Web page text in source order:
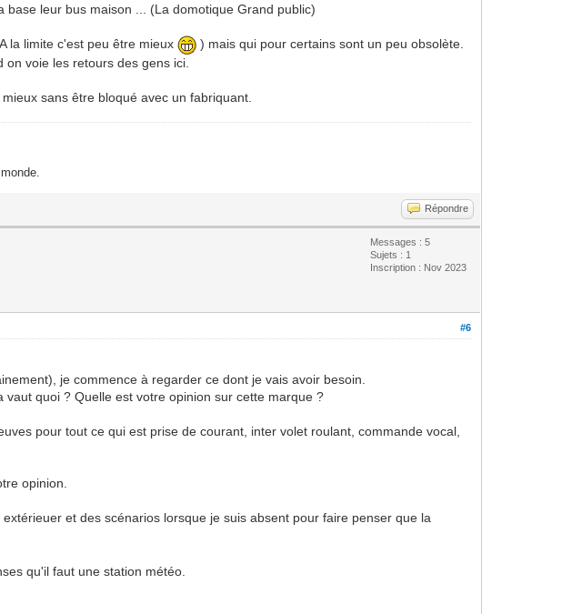
leur bus maison ... (La domotique Grand public)
la limite c'est peu être mieux
) mais qui pour certains sont un peu obsolète.
voie les retours des gens ici.
sans être bloqué avec un fabriquant.
Répondre
Messages : 5
Sujets : 1
Inscription : Nov 2023
#6
je commence à regarder ce dont je vais avoir besoin.
quoi ? Quelle est votre opinion sur cette marque ?
pour tout ce qui est prise de courant, inter volet roulant, commande vocal,
opinion.
et des scénarios lorsque je suis absent pour faire penser que la
qu'il faut une station météo.